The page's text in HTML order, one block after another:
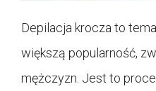
Depilacja krocza to
większą popularność,
mężczyzn. Jest to